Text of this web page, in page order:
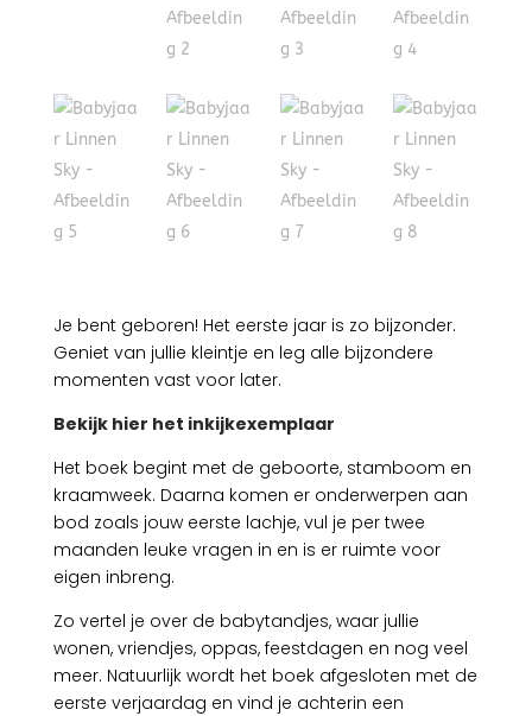
Je bent geboren! Het eerste jaar is zo bijzonder.
Geniet van jullie kleintje en leg alle bijzondere
momenten vast voor later.
Bekijk hier het inkijkexemplaar
Het boek begint met de geboorte, stamboom en
kraamweek. Daarna komen er onderwerpen aan
bod zoals jouw eerste lachje, vul je per twee
maanden leuke vragen in en is er ruimte voor
eigen inbreng.
Zo vertel je over de babytandjes, waar jullie
wonen, vriendjes, oppas, feestdagen en nog veel
meer. Natuurlijk wordt het boek afgesloten met de
eerste verjaardag en vind je achterin een